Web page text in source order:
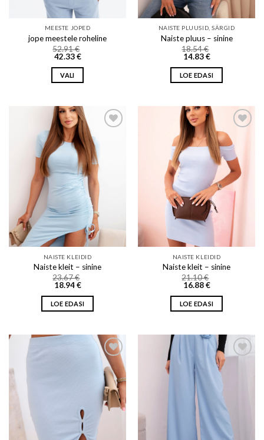
product
page
product
page
MEESTE JOPED
jope meestele roheline
52.91€
42.33€
VALI
has
multiple
variants.
The
options
may
be
chosen
on
the
product
page
NAISTE PLUUSID, SÄRGID
Naiste pluus – sinine
18.54€
14.83€
LOE EDASI
Add to wishlist
NAISTE KLEIDID
Naiste kleit – sinine
23.67€
18.94€
LOE EDASI
Add to wishlist
NAISTE KLEIDID
Naiste kleit – sinine
21.10€
16.88€
LOE EDASI
Add to wishlist Add to wishlist